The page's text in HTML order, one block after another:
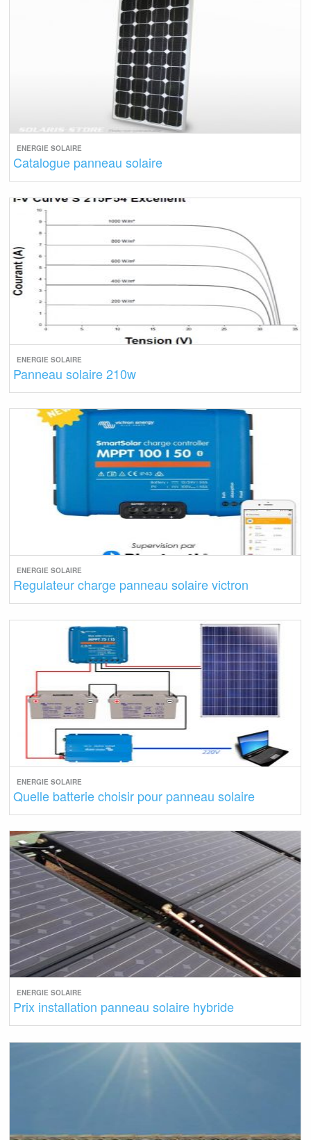
ENERGIE SOLAIRE
Catalogue panneau solaire
ENERGIE SOLAIRE
Panneau solaire 210w
ENERGIE SOLAIRE
Regulateur charge panneau solaire victron
ENERGIE SOLAIRE
Quelle batterie choisir pour panneau solaire
ENERGIE SOLAIRE
Prix installation panneau solaire hybride